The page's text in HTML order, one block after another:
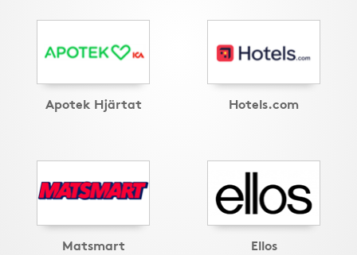
Apotek Hjärtat Hotels.com
Matsmart Ellos